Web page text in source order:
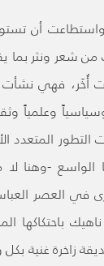
أن
من شعر ونثر بما
أُخَر، فهي
وعلمياً
المتعدد
-وهنا لا
في العصر
باحتكاكها
زاخرة غنية بكل